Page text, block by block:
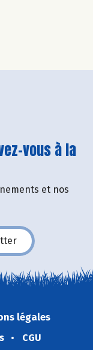
vous à la
et nos
légales
CGU